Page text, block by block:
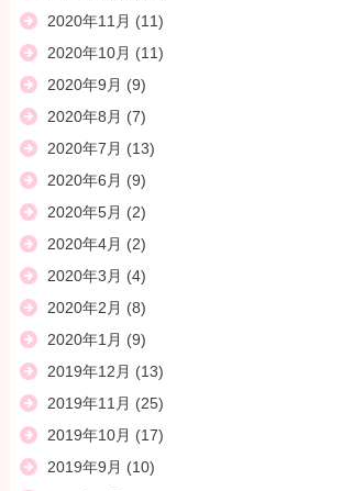
2020年11月 (11)
2020年10月 (11)
2020年9月 (9)
2020年8月 (7)
2020年7月 (13)
2020年6月 (9)
2020年5月 (2)
2020年4月 (2)
2020年3月 (4)
2020年2月 (8)
2020年1月 (9)
2019年12月 (13)
2019年11月 (25)
2019年10月 (17)
2019年9月 (10)